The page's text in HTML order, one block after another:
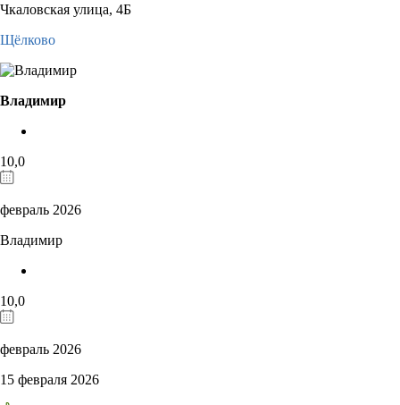
Чкаловская улица, 4Б
Щёлково
Владимир
10,0
февраль 2026
Владимир
10,0
февраль 2026
15 февраля 2026